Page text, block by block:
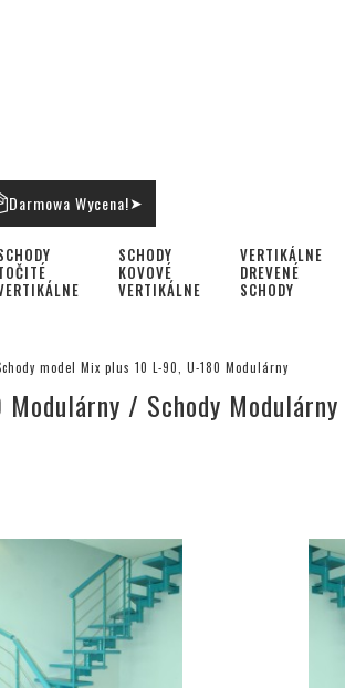
SCHODY
KOVOVÉ
VERTIKÁLNE
VERTIKÁLNE
DREVENÉ
SCHODY
Darmowa Wycena!➤
model Mix plus 10 L-90, U-180 Modulárny
/ Schody